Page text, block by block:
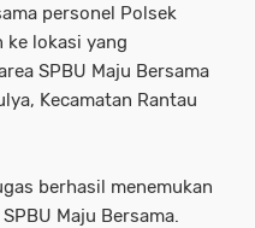
personel Polsek
ke lokasi yang
SPBU Maju Bersama
Kecamatan Rantau
berhasil menemukan
Maju Bersama.